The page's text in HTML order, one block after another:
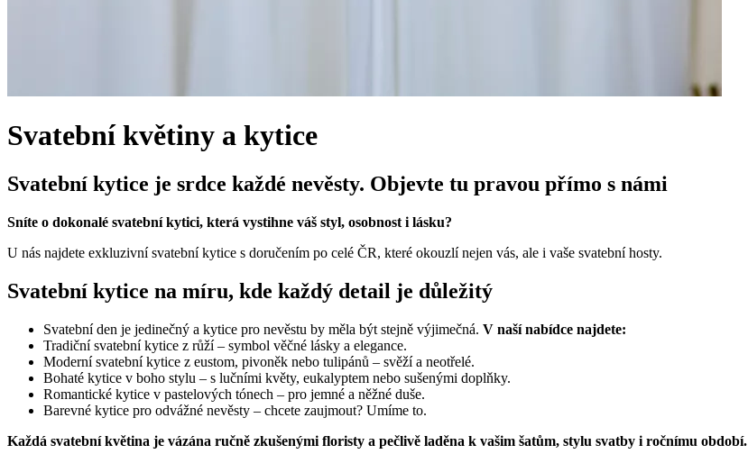
Svatební květiny a kytice
Svatební kytice je srdce každé nevěsty. Objevte tu pravou přímo s námi
Sníte o dokonalé svatební kytici, která vystihne váš styl, osobnost i lásku?
U nás najdete exkluzivní svatební kytice s doručením po celé ČR, které okouzlí nejen vás, ale i vaše svatební hosty.
Svatební kytice na míru, kde každý detail je důležitý
Svatební den je jedinečný a kytice pro nevěstu by měla být stejně výjimečná. V naší nabídce najdete:
Tradiční svatební kytice z růží – symbol věčné lásky a elegance.
Moderní svatební kytice z eustom, pivoněk nebo tulipánů – svěží a neotřelé.
Bohaté kytice v boho stylu – s lučními květy, eukalyptem nebo sušenými doplňky.
Romantické kytice v pastelových tónech – pro jemné a něžné duše.
Barevné kytice pro odvážné nevěsty – chcete zaujmout? Umíme to.
Každá svatební květina je vázána ručně zkušenými floristy a pečlivě laděna k vašim šatům, stylu svatby i ročnímu období.